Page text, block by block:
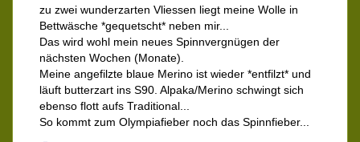
zu zwei wunderzarten Vliessen liegt meine Wolle in
Bettwäsche *gequetscht* neben mir...
Das wird wohl mein neues Spinnvergnügen der
nächsten Wochen (Monate).
Meine angefilzte blaue Merino ist wieder *entfilzt* und
läuft butterzart ins S90. Alpaka/Merino schwingt sich
ebenso flott aufs Traditional...
So kommt zum Olympiafieber noch das Spinnfieber...